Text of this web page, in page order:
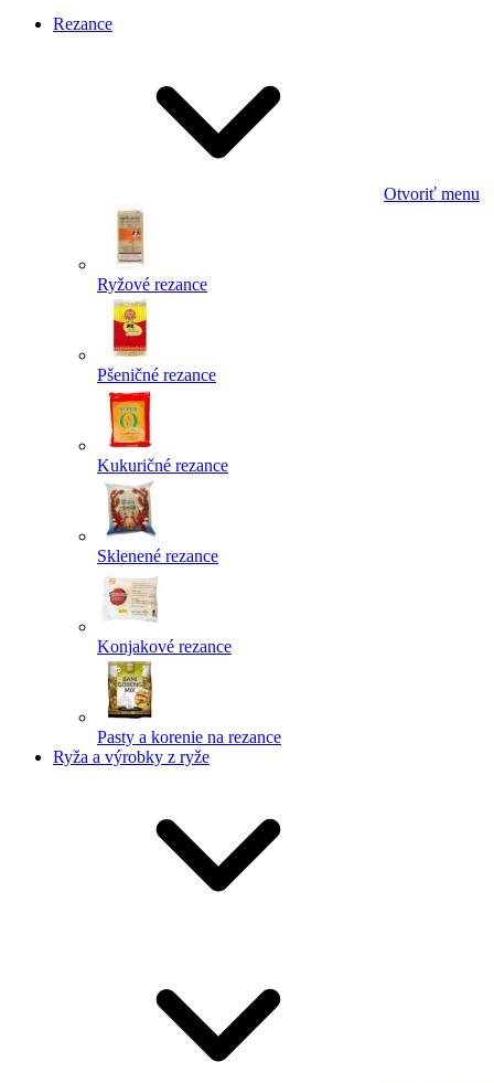
Rezance
Otvoriť menu
Ryžové rezance
Pšeničné rezance
Kukuričné rezance
Sklenené rezance
Konjakové rezance
Pasty a korenie na rezance
Ryža a výrobky z ryže